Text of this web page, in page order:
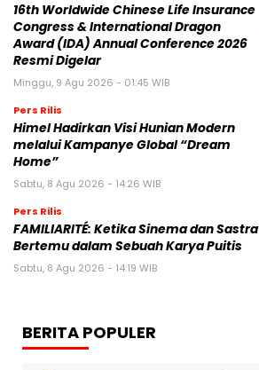
16th Worldwide Chinese Life Insurance
Congress & International Dragon
Award (IDA) Annual Conference 2026
Resmi Digelar
Minggu, 9 Agu 2026 - 01:45 WIB
Pers Rilis
Himel Hadirkan Visi Hunian Modern
melalui Kampanye Global “Dream
Home”
Sabtu, 8 Agu 2026 - 14:26 WIB
Pers Rilis
FAMILIARITÉ: Ketika Sinema dan Sastra
Bertemu dalam Sebuah Karya Puitis
Sabtu, 8 Agu 2026 - 14:19 WIB
BERITA POPULER